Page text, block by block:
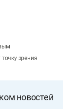
зрения
новостей